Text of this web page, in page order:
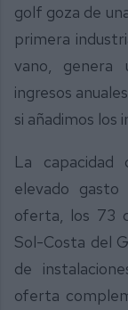
golf goza de
primera
vano, genera
ingresos
si añadimos los
La capacidad
elevado
oferta, los 73
Sol-Costa del
de
oferta